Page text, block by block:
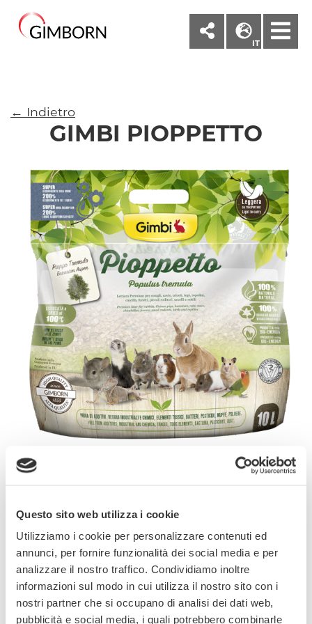
Questo sito web utilizza i cookie
Utilizziamo i cookie per personalizzare contenuti ed
annunci, per fornire funzionalità dei social media e per
analizzare il nostro traffico. Condividiamo inoltre
informazioni sul modo in cui utilizza il nostro sito con i
nostri partner che si occupano di analisi dei dati web,
pubblicità e social media, i quali potrebbero combinarle
IT
← Indietro
GIMBI PIOPPETTO
La lettiera Pioppetto di Gimbi, di Qualità Super
Premium, è naturale e biodegradabile al 100%.
puro pioppo tremulo (varietà Populus
tremula). E’ amica dell’ambiente, perché viene
essiccata a 100°C, utilizzando bio-energia e
materie prime provenienti da gestioni forestali
responsabili e sostenibili. E’ priva di additivi, di
residui industriali e chimici, elementi tossici,
batteri, pesticidi, muffe e polveri. Possiede